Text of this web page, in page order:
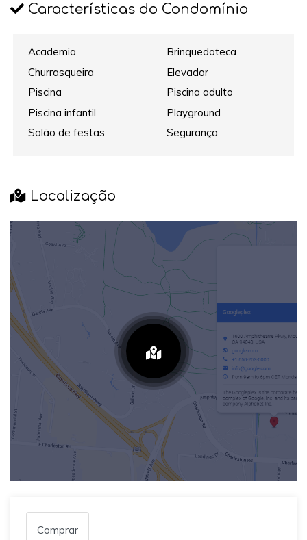
Características do Condomínio
Academia
Brinquedoteca
Churrasqueira
Elevador
Piscina
Piscina adulto
Piscina infantil
Playground
Salão de festas
Segurança
Localização
Comprar